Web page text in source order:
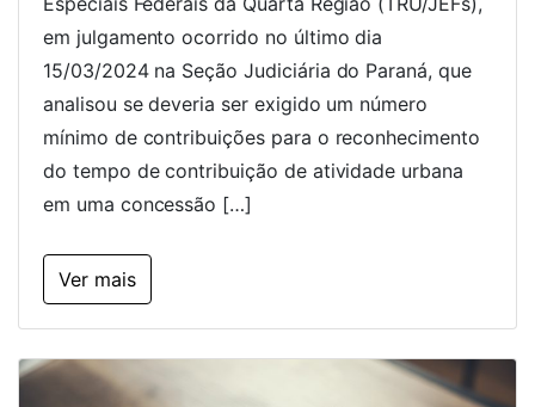
em julgamento ocorrido no último dia
15/03/2024 na Seção Judiciária do Paraná, que
analisou se deveria ser exigido um número
mínimo de contribuições para o reconhecimento
do tempo de contribuição de atividade urbana
em uma concessão […]
Ver mais